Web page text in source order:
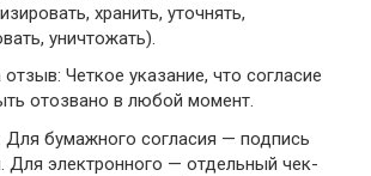
хранить, уточнять,
уничтожать).
Четкое указание, что согласие
отозвано в любой момент.
Для бумажного согласия — подпись
Для электронного — отдельный чек-